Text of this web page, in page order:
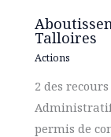
Talloires
Actions
2 des
permis de